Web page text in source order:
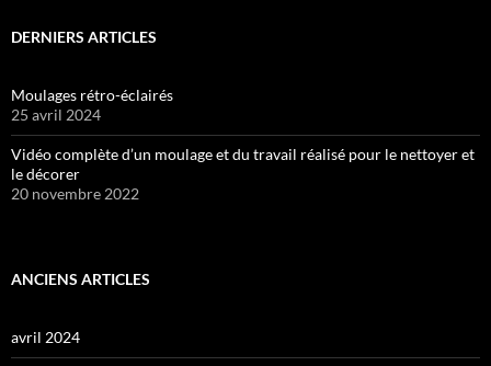
DERNIERS ARTICLES
Moulages rétro-éclairés
25 avril 2024
Vidéo complète d’un moulage et du travail réalisé pour le nettoyer et
le décorer
20 novembre 2022
ANCIENS ARTICLES
avril 2024